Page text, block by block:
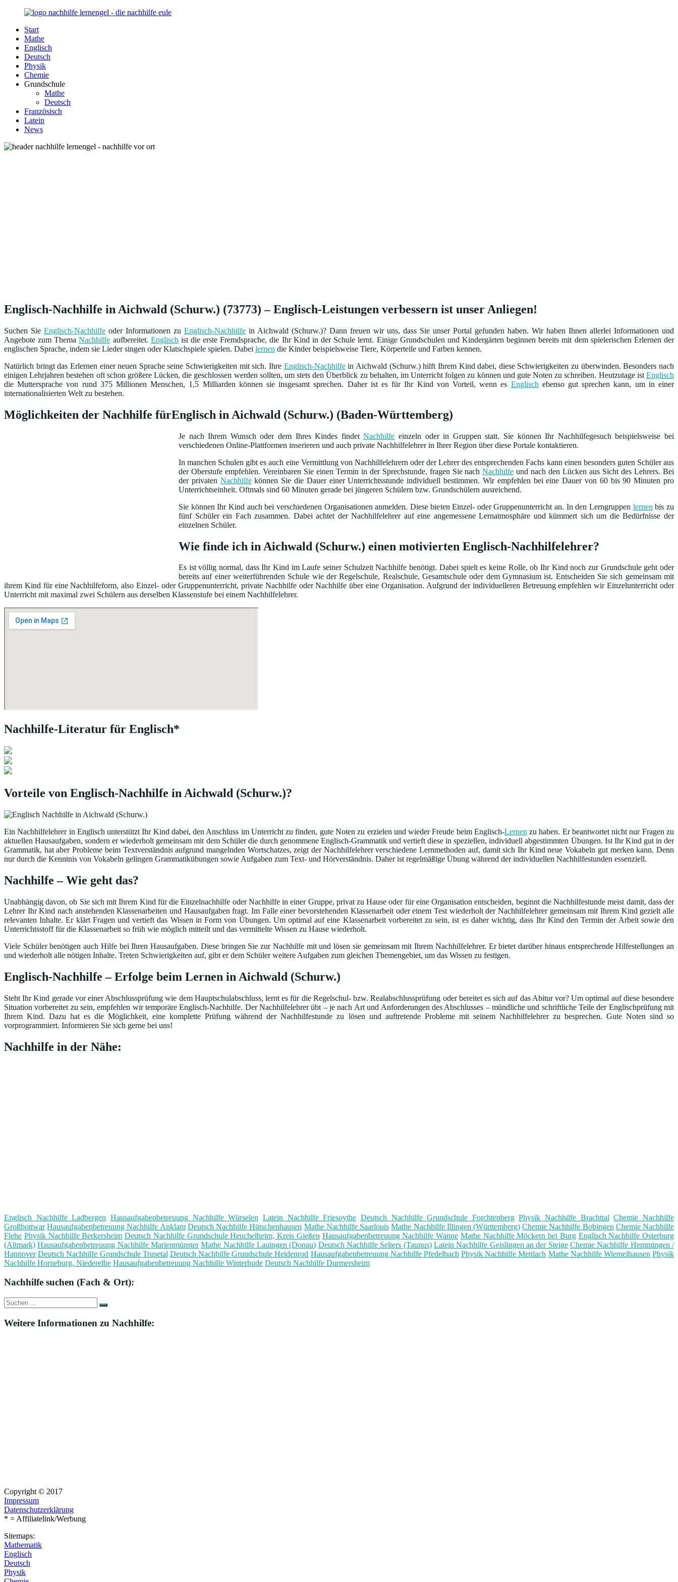
Zurück
Inhalt
Nachhilfe-
Lernengel.de
Unsere
Nachhilfe-
Eule
berät
zum
Damit
Lernen
Spaß
Start
Mathe
Englisch
Deutsch
Physik
Chemie
Grundschule
Mathe
Deutsch
Französisch
Latein
News
Englisch-Nachhilfe in Aichwald (Schurw.) (73773) – Englisch-Leistungen verbessern ist unser Anliegen!
Suchen Sie Englisch-Nachhilfe oder Informationen zu Englisch-Nachhilfe in Aichwald (Schurw.)? Dann freuen wir uns, dass Sie unser Portal gefunden haben. Wir haben Ihnen allerlei Informationen und
Angebote zum ThemaNachhilfe aufbereitet. Englisch ist die erste Fremdsprache, die Ihr Kind in der Schule lernt. Einige Grundschulen und Kindergärten beginnen bereits mit dem spielerischen Erlernen der
englischen Sprache, indem sie Lieder singen oder Klatschspiele spielen. Dabei lernen die Kinder beispielsweise Tiere, Körperteile und Farben kennen.
Natürlich bringt das Erlernen einer neuen Sprache seine Schwierigkeiten mit sich. Ihre Englisch-Nachhilfein Aichwald (Schurw.) hilft Ihrem Kind dabei, diese Schwierigkeiten zu überwinden. Besonders nach
einigen Lehrjahren bestehen oft schon größere Lücken, die geschlossen werden sollten, um stets den Überblick zu behalten, im Unterricht folgen zu können und gute Noten zu schreiben. Heutzutage ist Englisch
die Muttersprache von rund 375 Millionen Menschen, 1,5 Milliarden können sie insgesamt sprechen. Daher ist es für Ihr Kind von Vorteil, wenn es Englisch ebenso gut sprechen kann, um in einer
internationalisierten Welt zu bestehen.
Möglichkeiten der Nachhilfe fürEnglisch in Aichwald (Schurw.) (Baden-Württemberg)
Je nach Ihrem Wunsch oder dem Ihres Kindes findetNachhilfe einzeln oder in Gruppen statt. Sie können Ihr Nachhilfegesuch beispielsweise bei
verschiedenen Online-Plattformen inserieren und auch private Nachhilfelehrer in Ihrer Region über diese Portale kontaktieren.
In manchen Schulen gibt es auch eine Vermittlung von Nachhilfelehrern oder der Lehrer des entsprechenden Fachs kann einen besonders guten Schüler aus
der Oberstufe empfehlen. Vereinbaren Sie einen Termin in der Sprechstunde, fragen Sie nachNachhilfe und nach den Lücken aus Sicht des Lehrers. Bei
der privaten Nachhilfekönnen Sie die Dauer einer Unterrichtsstunde individuell bestimmen. Wir empfehlen bei eine Dauer von 60 bis 90 Minuten pro
Unterrichtseinheit. Oftmals sind 60 Minuten gerade bei jüngeren Schülern bzw. Grundschülern ausreichend.
Sie können Ihr Kind auch bei verschiedenen Organisationen anmelden. Diese bieten Einzel- oder Gruppenunterricht an. In den Lerngruppen lernen bis zu
fünf Schüler ein Fach zusammen. Dabei achtet der Nachhilfelehrer auf eine angemessene Lernatmosphäre und kümmert sich um die Bedürfnisse der
einzelnen Schüler.
Wie finde ich in Aichwald (Schurw.) einen motivierten Englisch-Nachhilfelehrer?
Es ist völlig normal, dass Ihr Kind im Laufe seiner Schulzeit Nachhilfe benötigt. Dabei spielt es keine Rolle, ob Ihr Kind noch zur Grundschule geht oder
bereits auf einer weiterführenden Schule wie der Regelschule, Realschule, Gesamtschule oder dem Gymnasium ist. Entscheiden Sie sich gemeinsam mit
ihrem Kind für eine Nachhilfeform, also Einzel- oder Gruppenunterricht, private Nachhilfe oder Nachhilfe über eine Organisation. Aufgrund der individuelleren Betreuung empfehlen wir Einzelunterricht oder
Unterricht mit maximal zwei Schülern aus derselben Klassenstufe bei einem Nachhilfelehrer.
Nachhilfe-Literatur für Englisch*
Vorteile von Englisch-Nachhilfe in Aichwald (Schurw.)?
Ein Nachhilfelehrer in Englisch unterstützt Ihr Kind dabei, den Anschluss im Unterricht zu finden, gute Noten zu erzielen und wieder Freude beim Englisch-Lernen zu haben. Er beantwortet nicht nur Fragen zu
aktuellen Hausaufgaben, sondern er wiederholt gemeinsam mit dem Schüler die durch genommene Englisch-Grammatik und vertieft diese in speziellen, individuell abgestimmten Übungen. Ist Ihr Kind gut in der
Grammatik, hat aber Probleme beim Textverständnis aufgrund mangelnden Wortschatzes, zeigt der Nachhilfelehrer verschiedene Lernmethoden auf, damit sich Ihr Kind neue Vokabeln gut merken kann. Denn
nur durch die Kenntnis von Vokabeln gelingen Grammatikübungen sowie Aufgaben zum Text- und Hörverständnis. Daher ist regelmäßige Übung während der individuellen Nachhilfestunden essenziell.
Nachhilfe – Wie geht das?
Unabhängig davon, ob Sie sich mit Ihrem Kind für die Einzelnachhilfe oder Nachhilfe in einer Gruppe, privat zu Hause oder für eine Organisation entscheiden, beginnt die Nachhilfestunde meist damit, dass der
Lehrer Ihr Kind nach anstehenden Klassenarbeiten und Hausaufgaben fragt. Im Falle einer bevorstehenden Klassenarbeit oder einem Test wiederholt der Nachhilfelehrer gemeinsam mit Ihrem Kind gezielt alle
relevanten Inhalte. Er klärt Fragen und vertieft das Wissen in Form von Übungen. Um optimal auf eine Klassenarbeit vorbereitet zu sein, ist es daher wichtig, dass Ihr Kind den Termin der Arbeit sowie den
Unterrichtsstoff für die Klassenarbeit so früh wie möglich mitteilt und das vermittelte Wissen zu Hause wiederholt.
Viele Schüler benötigen auch Hilfe bei Ihren Hausaufgaben. Diese bringen Sie zur Nachhilfe mit und lösen sie gemeinsam mit Ihrem Nachhilfelehrer. Er bietet darüber hinaus entsprechende Hilfestellungen an
und wiederholt alle nötigen Inhalte. Treten Schwierigkeiten auf, gibt er dem Schüler weitere Aufgaben zum gleichen Themengebiet, um das Wissen zu festigen.
Englisch-Nachhilfe – Erfolge beim Lernen in Aichwald (Schurw.)
Steht Ihr Kind gerade vor einer Abschlussprüfung wie dem Hauptschulabschluss, lernt es für die Regelschul- bzw. Realabschlussprüfung oder bereitet es sich auf das Abitur vor? Um optimal auf diese besondere
Situation vorbereitet zu sein, empfehlen wir temporäre Englisch-Nachhilfe. Der Nachhilfelehrer übt – je nach Art und Anforderungen des Abschlusses – mündliche und schriftliche Teile der Englischprüfung mit
Ihrem Kind. Dazu hat es die Möglichkeit, eine komplette Prüfung während der Nachhilfestunde zu lösen und auftretende Probleme mit seinem Nachhilfelehrer zu besprechen. Gute Noten sind so
vorprogrammiert. Informieren Sie sich gerne bei uns!
Nachhilfe in der Nähe:
Englisch Nachhilfe Ladbergen Hausaufgabenbetreuung Nachhilfe Würselen Latein Nachhilfe Friesoythe Deutsch Nachhilfe Grundschule Forchtenberg Physik Nachhilfe Brachttal Chemie Nachhilfe
Großbottwar Hausaufgabenbetreuung Nachhilfe Anklam Deutsch Nachhilfe Hütschenhausen Mathe Nachhilfe Saarlouis Mathe Nachhilfe Illingen (Württemberg) Chemie Nachhilfe Bobingen Chemie Nachhilfe
Flehe Physik Nachhilfe Berkersheim Deutsch Nachhilfe Grundschule Heuchelheim, Kreis Gießen Hausaufgabenbetreuung Nachhilfe Wanne Mathe Nachhilfe Möckern bei Burg Englisch Nachhilfe Osterburg
(Altmark) Hausaufgabenbetreuung Nachhilfe Marienmünster Mathe Nachhilfe Lauingen (Donau) Deutsch Nachhilfe Selters (Taunus) Latein Nachhilfe Geislingen an der Steige Chemie Nachhilfe Hemmingen /
Hannover Deutsch Nachhilfe Grundschule Trusetal Deutsch Nachhilfe Grundschule Heidenrod Hausaufgabenbetreuung Nachhilfe Pfedelbach Physik Nachhilfe Mettlach Mathe Nachhilfe Wiemelhausen Physik
Nachhilfe Horneburg, Niederelbe Hausaufgabenbetreuung Nachhilfe Winterhude Deutsch Nachhilfe Durmersheim
Nachhilfe suchen (Fach & Ort):
Suche
nach:
Suchen
Weitere Informationen zu Nachhilfe:
Copyright © 2017
Impressum
Datenschutzerklärung
* = Affiliatelink/Werbung
Sitemaps:
Mathematik
Englisch
Deutsch
Physik